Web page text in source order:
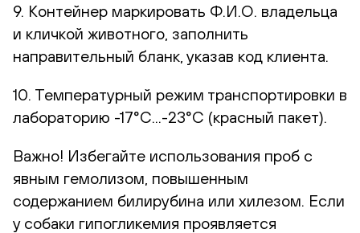
9. Контейнер маркировать Ф.И.О. владельца
и кличкой животного, заполнить
направительный бланк, указав код клиента.
10. Температурный режим транспортировки в
лабораторию -17°С...-23°С (красный пакет).
Важно! Избегайте использования проб с
явным гемолизом, повышенным
содержанием билирубина или хилезом. Если
у собаки гипогликемия проявляется